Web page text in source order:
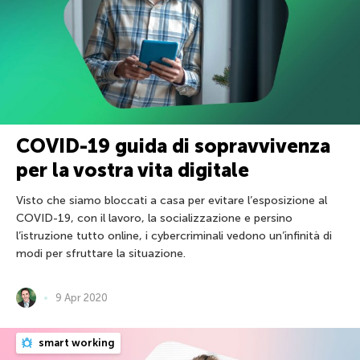
COVID-19 guida di sopravvivenza
per la vostra vita digitale
Visto che siamo bloccati a casa per evitare l’esposizione al
COVID-19, con il lavoro, la socializzazione e persino
l’istruzione tutto online, i cybercriminali vedono un’infinità di
modi per sfruttare la situazione.
9 Apr 2020
smart working